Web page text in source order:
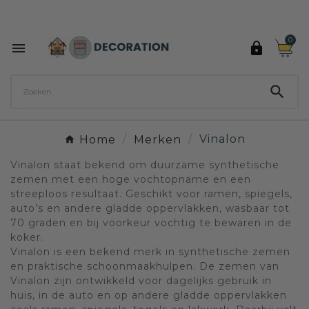
 
0

Home Merken Vinalon
Vinalon staat bekend om duurzame synthetische
zemen met een hoge vochtopname en een
streeploos resultaat. Geschikt voor ramen, spiegels,
auto’s en andere gladde oppervlakken, wasbaar tot
70 graden en bij voorkeur vochtig te bewaren in de
koker.
Vinalon is een bekend merk in synthetische zemen
en praktische schoonmaakhulpen. De zemen van
Vinalon zijn ontwikkeld voor dagelijks gebruik in
huis, in de auto en op andere gladde oppervlakken